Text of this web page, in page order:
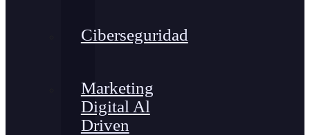
Ciberseguridad
Marketing
Digital Al
Driven